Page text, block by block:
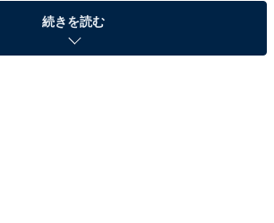
定ラゲッジタグはあおなみ線カラ
ッズ好評販売中です?
続きを読む